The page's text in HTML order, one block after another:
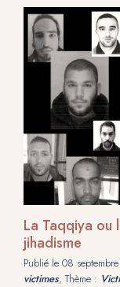
La Taqqiya ou
jihadisme
Publié le 08
victimes, Thème :